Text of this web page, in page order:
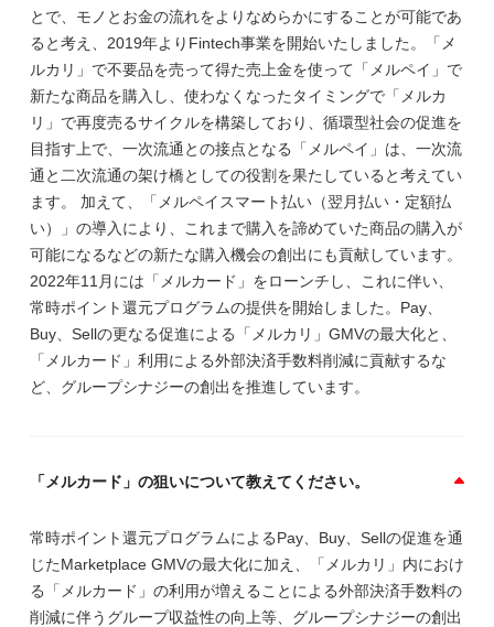
とで、モノとお金の流れをよりなめらかにすることが可能であ
ると考え、2019年よりFintech事業を開始いたしました。「メ
ルカリ」で不要品を売って得た売上金を使って「メルペイ」で
新たな商品を購入し、使わなくなったタイミングで「メルカ
リ」で再度売るサイクルを構築しており、循環型社会の促進を
目指す上で、一次流通との接点となる「メルペイ」は、一次流
通と二次流通の架け橋としての役割を果たしていると考えてい
ます。 加えて、「メルペイスマート払い（翌月払い・定額払
い）」の導入により、これまで購入を諦めていた商品の購入が
可能になるなどの新たな購入機会の創出にも貢献しています。
2022年11月には「メルカード」をローンチし、これに伴い、
常時ポイント還元プログラムの提供を開始しました。Pay、
Buy、Sellの更なる促進による「メルカリ」GMVの最大化と、
「メルカード」利用による外部決済手数料削減に貢献するな
ど、グループシナジーの創出を推進しています。
「メルカード」の狙いについて教えてください。
常時ポイント還元プログラムによるPay、Buy、Sellの促進を通
じたMarketplace GMVの最大化に加え、「メルカリ」内におけ
る「メルカード」の利用が増えることによる外部決済手数料の
削減に伴うグループ収益性の向上等、グループシナジーの創出